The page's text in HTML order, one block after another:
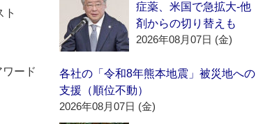
ト
ード
症薬、米国で急拡大‐他
剤からの切り替えも
2026年08月07日 (金)
各社の「令和8年熊本地震」被災地への
支援（順位不動）
2026年08月07日 (金)